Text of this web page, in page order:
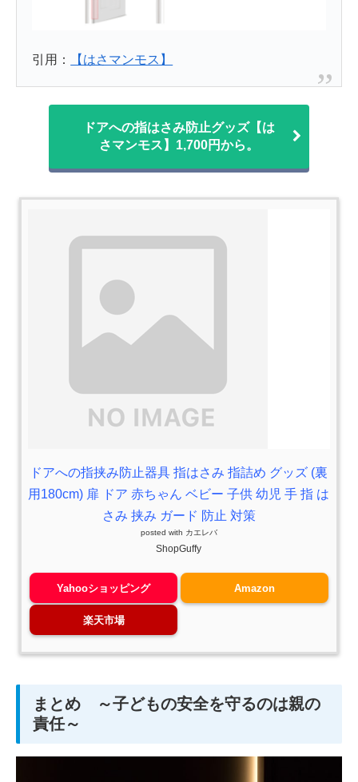
引用： 【はさマンモス】
ドアへの指はさみ防止グッズ【は
さマンモス】1,700円から。
ドアへの指挟み防止器具 指はさみ 指詰め グッズ (裏
用180cm) 扉 ドア 赤ちゃん ベビー 子供 幼児 手 指 は
さみ 挟み ガード 防止 対策
posted with カエレバ
ShopGuffy
Yahooショッピング Amazon
楽天市場
まとめ ～子どもの安全を守るのは親の
責任～